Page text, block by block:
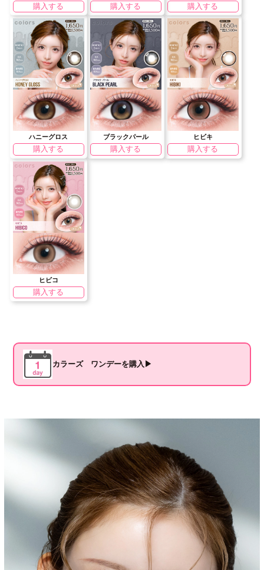
購入する 購入する 購入する
ハニーグロス
購入する
ブラックパール
購入する
ヒビキ
購入する
ヒビコ
購入する
カラーズ ワンデーを購入▶